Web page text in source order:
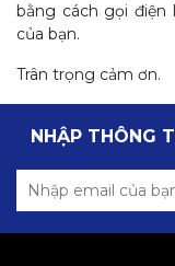
bằng cách gọi điện
của bạn.
Trân trọng cảm ơn.
NHẬP THÔNG